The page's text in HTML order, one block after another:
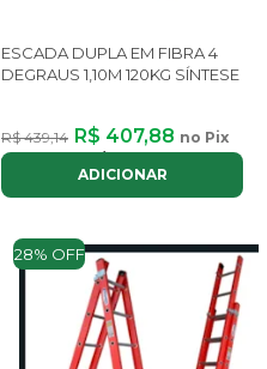
ESCADA DUPLA EM FIBRA 4
DEGRAUS 1,10M 120KG SÍNTESE
R$ 439,14 R$ 407,88 no Pix
ou até
ADICIONAR
28% OFF